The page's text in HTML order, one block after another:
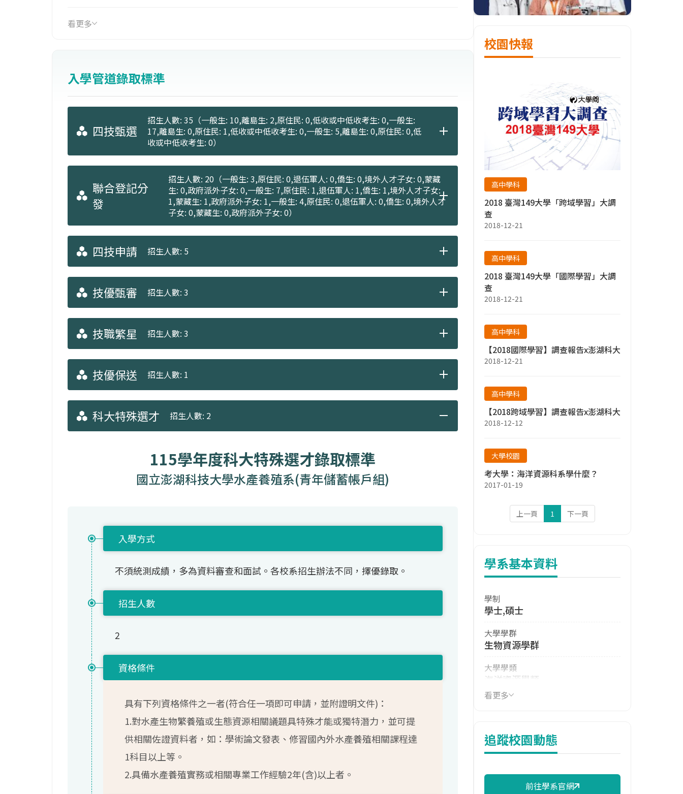
看更多
入學管道錄取標準
四技甄選
招生人數: 35（一般生: 10,離島生: 2,原住民: 0,低收或中低收考生: 0,一般生:
17,離島生: 0,原住民: 1,低收或中低收考生: 0,一般生: 5,離島生: 0,原住民: 0,低
收或中低收考生: 0）
聯合登記分
發
招生人數: 20（一般生: 3,原住民: 0,退伍軍人: 0,僑生: 0,境外人才子女: 0,蒙藏
生: 0,政府派外子女: 0,一般生: 7,原住民: 1,退伍軍人: 1,僑生: 1,境外人才子女:
1,蒙藏生: 1,政府派外子女: 1,一般生: 4,原住民: 0,退伍軍人: 0,僑生: 0,境外人才
子女: 0,蒙藏生: 0,政府派外子女: 0）
四技申請 招生人數: 5
技優甄審 招生人數: 3
技職繁星 招生人數: 3
技優保送 招生人數: 1
科大特殊選才 招生人數: 2
115學年度科大特殊選才錄取標準
國立澎湖科技大學水產養殖系(青年儲蓄帳戶組)
入學方式
不須統測成績，多為資料審查和面試。各校系招生辦法不同，擇優錄取。
招生人數
2
資格條件
具有下列資格條件之一者(符合任一項即可申請，並附證明文件)：
1.對水產生物繁養殖或生態資源相關議題具特殊才能或獨特潛力，並可提
供相關佐證資料者，如：學術論文發表、修習國內外水產養殖相關課程達
1科目以上等。
2.具備水產養殖實務或相關專業工作經驗2年(含)以上者。
校園快報
高中學科
2018 臺灣149大學「跨域學習」大調
查
2018-12-21
高中學科
2018 臺灣149大學「國際學習」大調
查
2018-12-21
高中學科
【2018國際學習】調查報告x澎湖科大
2018-12-21
高中學科
【2018跨域學習】調查報告x澎湖科大
2018-12-12
大學校園
考大學：海洋資源科系學什麼？
2017-01-19
上一頁 1 下一頁
學系基本資料
學制
學士,碩士
大學學群
生物資源學群
大學學類
海洋資源學類
技職群類
114年學費
14,327 元/學期
114年雜費
9,164 元/學期
看更多
追蹤校園動態
前往學系官網